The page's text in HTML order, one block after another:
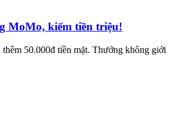
MoMo, kiếm tiền triệu!
50.000đ tiền mặt. Thưởng không giới